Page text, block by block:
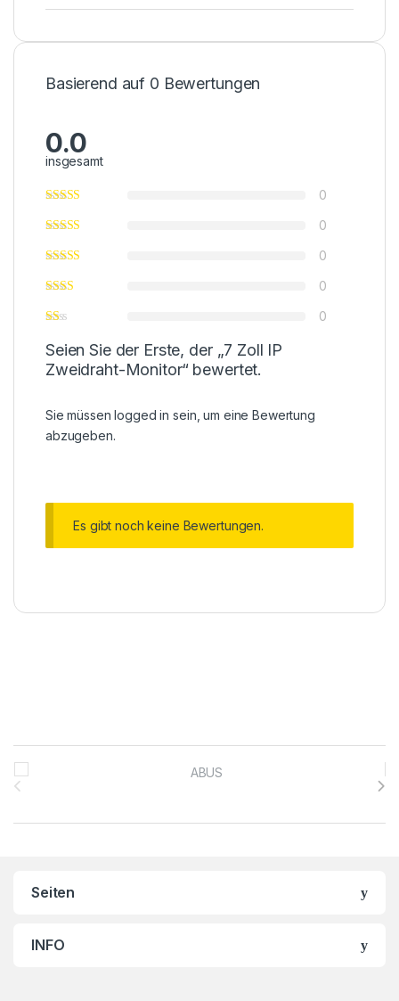
Basierend auf 0 Bewertungen
0.0
insgesamt
0
0
0
0
0
Seien Sie der Erste, der „7 Zoll IP
Zweidraht-Monitor“ bewertet.
Sie müssenlogged in sein, um eine Bewertung
abzugeben.
Es gibt noch keine Bewertungen.
Brands Carousel
Seiten
INFO